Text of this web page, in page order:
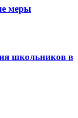
меры
школьников в